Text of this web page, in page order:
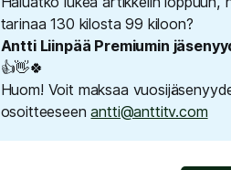
tarinaa 130 kilosta 99 kiloon?
Antti Liinpää Premiumin
👍👋🍀
Huom! Voit maksaa
osoitteeseenantti@anttitv.com